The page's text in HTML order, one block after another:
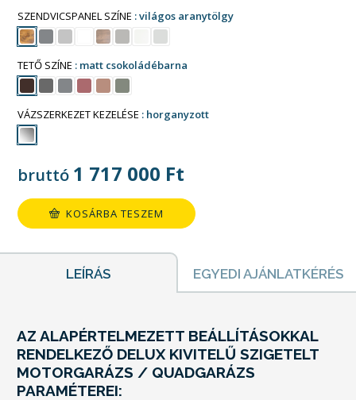
SZENDVICSPANEL SZÍNE világos aranytölgy
TETŐ SZÍNE matt csokoládébarna
VÁZSZERKEZET KEZELÉSE horganyzott
bruttó 1 717 000 Ft
KOSÁRBA TESZEM
LEÍRÁS EGYEDI AJÁNLATKÉRÉS
AZ ALAPÉRTELMEZETT BEÁLLÍTÁSOKKAL
RENDELKEZŐ DELUX KIVITELŰ SZIGETELT
MOTORGARÁZS / QUADGARÁZS
PARAMÉTEREI: